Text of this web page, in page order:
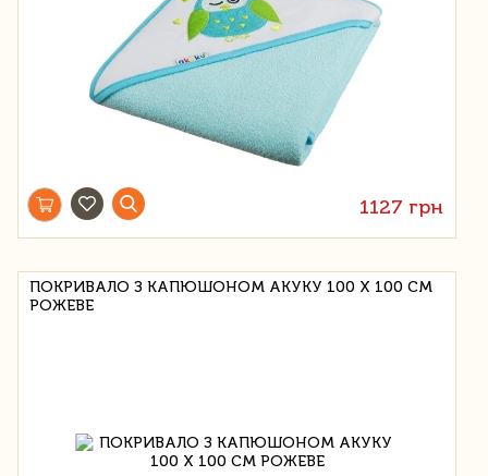
1127 грн
ПОКРИВАЛО З КАПЮШОНОМ АКУКУ 100 Х 100 СМ
РОЖЕВЕ